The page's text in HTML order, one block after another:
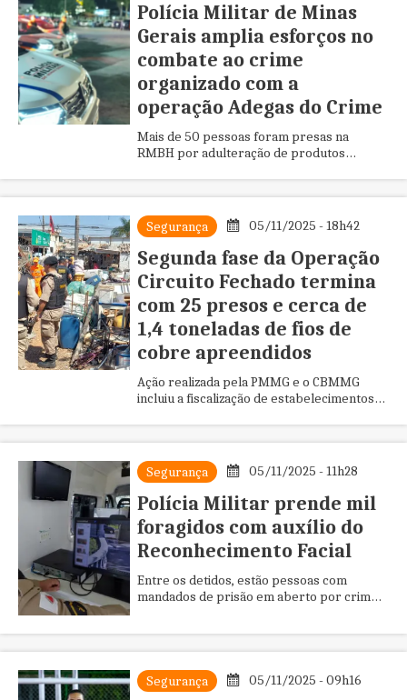
Polícia Militar de Minas
Gerais amplia esforços no
combate ao crime
organizado com a
operação Adegas do Crime
Mais de 50 pessoas foram presas na
RMBH por adulteração de produtos
Segurança 05/11/2025 - 18h42
Segunda fase da Operação
Circuito Fechado termina
com 25 presos e cerca de
1,4 toneladas de fios de
cobre apreendidos
Ação realizada pela PMMG e o CBMMG
incluiu a fiscalização de estabelecimentos
Segurança 05/11/2025 - 11h28
Polícia Militar prende mil
foragidos com auxílio do
Reconhecimento Facial
Entre os detidos, estão pessoas com
mandados de prisão em aberto por crimes
Segurança 05/11/2025 - 09h16